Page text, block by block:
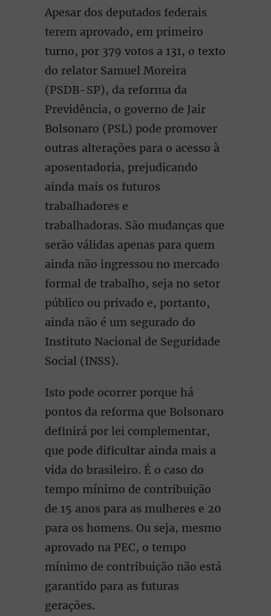
Apesar dos deputados federais
terem aprovado, em primeiro
turno, por 379 votos a 131, o texto
do relator Samuel Moreira
(PSDB-SP), da reforma da
Previdência, o governo de Jair
Bolsonaro (PSL) pode promover
outras alterações para o acesso à
aposentadoria, prejudicando
ainda mais os futuros
trabalhadores e
trabalhadoras. São mudanças que
serão válidas apenas para quem
ainda não ingressou no mercado
formal de trabalho, seja no setor
público ou privado e, portanto,
ainda não é um segurado do
Instituto Nacional de Seguridade
Social (INSS).
Isto pode ocorrer porque há
pontos da reforma que Bolsonaro
definirá por lei complementar,
que pode dificultar ainda mais a
vida do brasileiro. É o caso do
tempo mínimo de contribuição
de 15 anos para as mulheres e 20
para os homens. Ou seja, mesmo
aprovado na PEC, o tempo
mínimo de contribuição não está
garantido para as futuras
gerações.